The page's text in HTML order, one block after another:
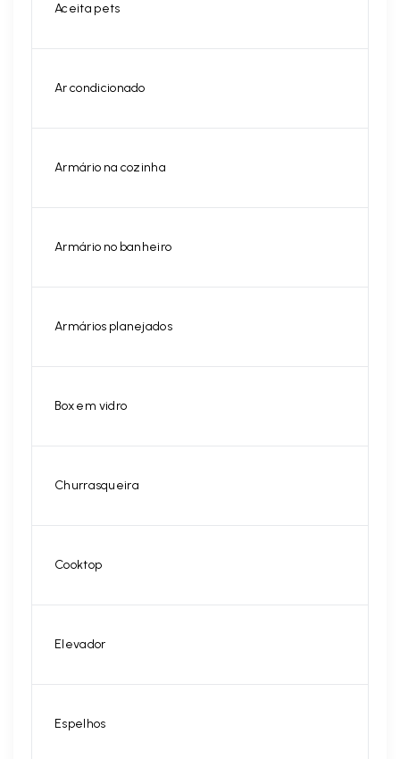
Aceita pets
Ar condicionado
Armário na cozinha
Armário no banheiro
Armários planejados
Box em vidro
Churrasqueira
Cooktop
Elevador
Espelhos